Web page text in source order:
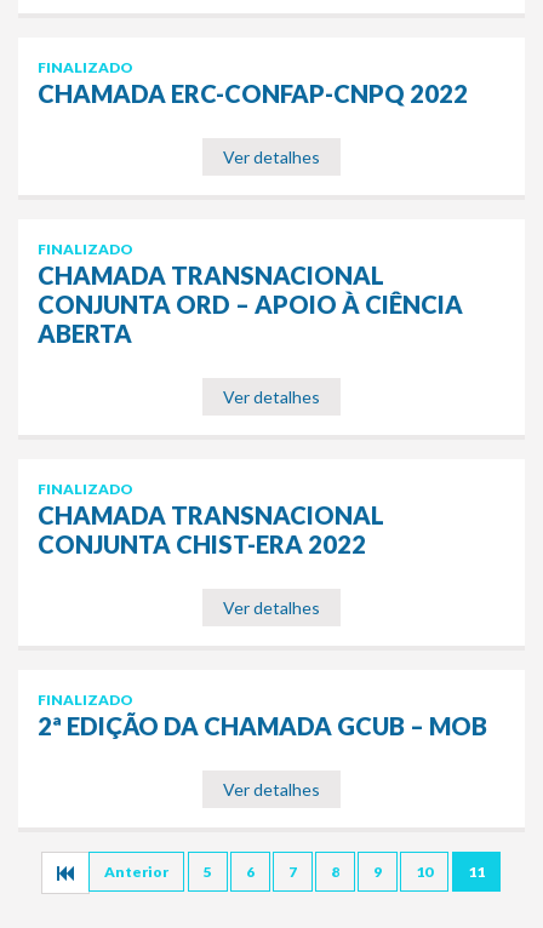
FINALIZADO
CHAMADA ERC-CONFAP-CNPQ 2022
Ver detalhes
FINALIZADO
CHAMADA TRANSNACIONAL
CONJUNTA ORD – APOIO À CIÊNCIA
ABERTA
Ver detalhes
FINALIZADO
CHAMADA TRANSNACIONAL
CONJUNTA CHIST-ERA 2022
Ver detalhes
FINALIZADO
2ª EDIÇÃO DA CHAMADA GCUB – MOB
Ver detalhes
Anterior 5 6 7 8 9 10 11